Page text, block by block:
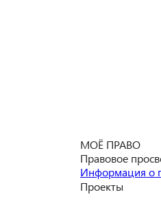
МОЁ ПРАВО
Правовое
Информация о
Проекты